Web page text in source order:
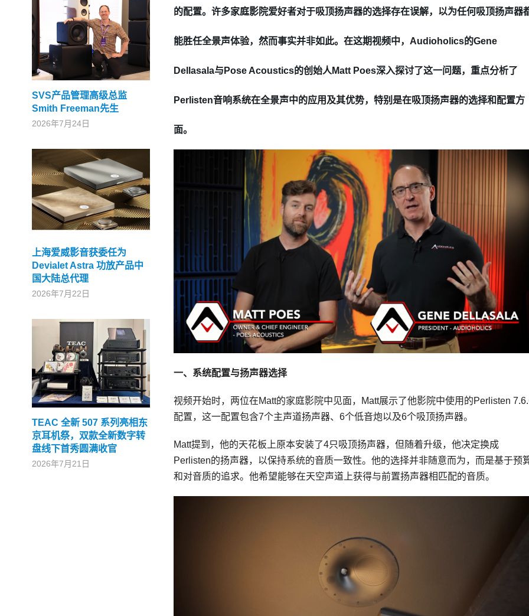
SVS产品管理高级总监
Smith Freeman先生
2026年7月24日
上海爱威影音获委任为
Devialet Astra 功放产品中
国大陆总代理
2026年7月22日
TEAC 全新 507 系列亮相东
京耳机祭，双款全新数字转
盘线下首秀圆满收官
2026年7月21日
的配置。许多家庭影院爱好者对于吸顶扬声器的选择存在误解，以为任何吸顶扬声器
能胜任全景声体验，然而事实并非如此。在这期视频中，Audioholics的Gene
Dellasala与Pose Acoustics的创始人Matt Poes深入探讨了这一问题，重点分析了
Perlisten音响系统在全景声中的应用及其优势，特别是在吸顶扬声器的选择和配置方
面。
一、系统配置与扬声器选择
视频开始时，两位在Matt的家庭影院中见面，Matt展示了他影院中使用的Perlisten
配置，这一配置包含7个主声道扬声器、6个低音炮以及6个吸顶扬声器。
Matt提到，他的天花板上原本安装了4只吸顶扬声器，但随着升级，他决定换成
Perlisten的扬声器，以保持系统的音质一致性。他的选择并非随意而为，而是基于预
和对音质的追求。他希望能够在天空声道上获得与前置扬声器相匹配的音质。